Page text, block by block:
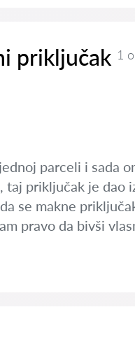
priključak 1
parceli i sada
priključak je dao
se makne
pravo da bivši